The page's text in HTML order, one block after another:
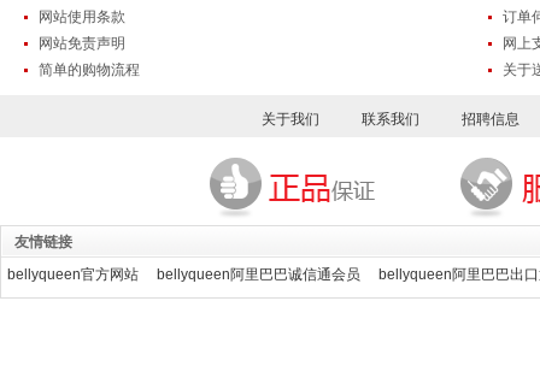
网站使用条款
网站免责声明
简单的购物流程
订单
网上
关于
关于我们 联系我们 招聘信息
友情链接
bellyqueen官方网站
bellyqueen阿里巴巴诚信通会员 bellyqueen阿里巴巴出